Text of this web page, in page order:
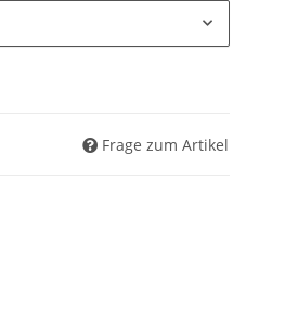
Frage zum Artikel